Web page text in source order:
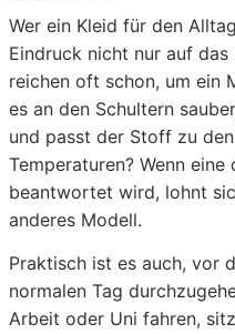
Wer ein Kleid für den
Eindruck nicht nur auf
reichen oft schon, um ein
es an den Schultern
und passt der Stoff zu
Temperaturen? Wenn
beantwortet wird, lohnt
anderes Modell.
Praktisch ist es auch, vor
normalen Tag
Arbeit oder Uni fahren,